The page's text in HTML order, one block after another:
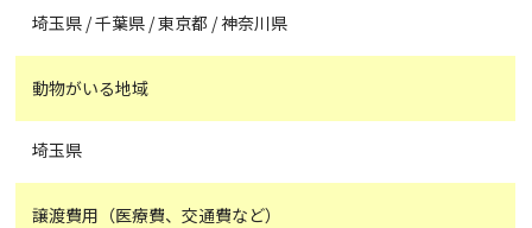
埼玉県 / 千葉県 / 東京都 / 神奈川県
動物がいる地域
埼玉県
譲渡費用（医療費、交通費など）